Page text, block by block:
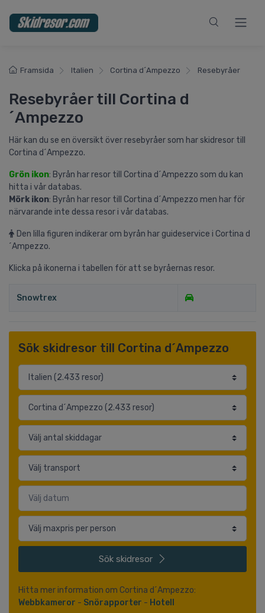
Framsida Italien Cortina d´Ampezzo Resebyråer
Resebyråer till Cortina d
´Ampezzo
Här kan du se en översikt över resebyråer som har skidresor till
Cortina d´Ampezzo.
Grön ikon: Byrån har resor till Cortina d´Ampezzo som du kan
hitta i vår databas.
Mörk ikon: Byrån har resor till Cortina d´Ampezzo men har för
närvarande inte dessa resor i vår databas.
Den lilla figuren indikerar om byrån har guideservice i Cortina d
´Ampezzo.
Klicka på ikonerna i tabellen för att se byråernas resor.
Snowtrex
Sök skidresor till Cortina d´Ampezzo
Sök skidresor
Hitta mer information om Cortina d´Ampezzo:
Webbkameror - Snörapporter - Hotell